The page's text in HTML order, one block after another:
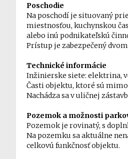
Poschodie
Na poschodí je situovaný
miestnosťou, kuchynskou
alebo inú podnikateľskú
Prístup je zabezpečený
Technické informácie
Inžinierske siete: elektrina,
Časti objektu, ktoré sú
Nachádza sa v uličnej
Pozemok a možnosti
Pozemok je rovinatý, s
Na pozemku sa aktuálne
celkovú funkčnosť objektu.